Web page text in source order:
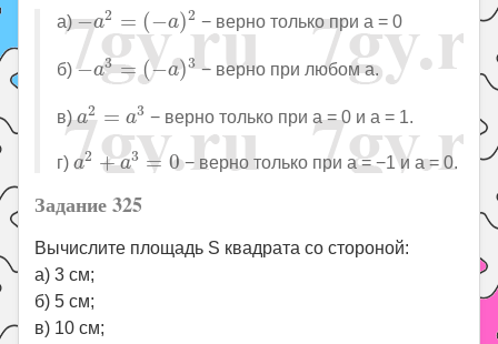
а)−a2 = (−a)2
2 a − верно только при a = 0
б)−a3 = (−a)3
− 3=( a) 3 − верно при любом а.
в)a2 = a3
a2 3 − верно только при a = 0 и a = 1.
г)a2 + a3 = 0
a2 +a3=0 − верно только при a = −1 и a = 0.
Задание 325
Вычислите площадь S квадрата со стороной:
а) 3 см;
б) 5 см;
в) 10 см;